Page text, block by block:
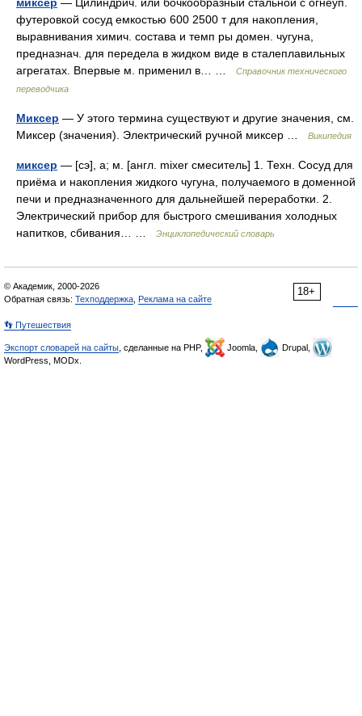
футеровкой сосуд емкостью 600 2500 т для накопления,
выравнивания химич. состава и темп ры домен. чугуна,
предназнач. для передела в жидком виде в сталеплавильных
агрегатах. Впервые м. применил в… …
Справочник технического
переводчика
Миксер — У этого термина существуют и другие значения, см.
Миксер (значения). Электрический ручной миксер …
Википедия
миксер — [сэ], а; м. [англ. mixer смеситель] 1. Техн. Сосуд для
приёма и накопления жидкого чугуна, получаемого в доменной
печи и предназначенного для дальнейшей переработки. 2.
Электрический прибор для быстрого смешивания холодных
напитков, сбивания… …
Энциклопедический словарь
18+
© Академик, 2000-2026
Обратная связь: Техподдержка Реклама на сайте
👣 Путешествия
Экспорт словарей на сайты , сделанные на PHP, Joomla,
Drupal,
WordPress, MODx.